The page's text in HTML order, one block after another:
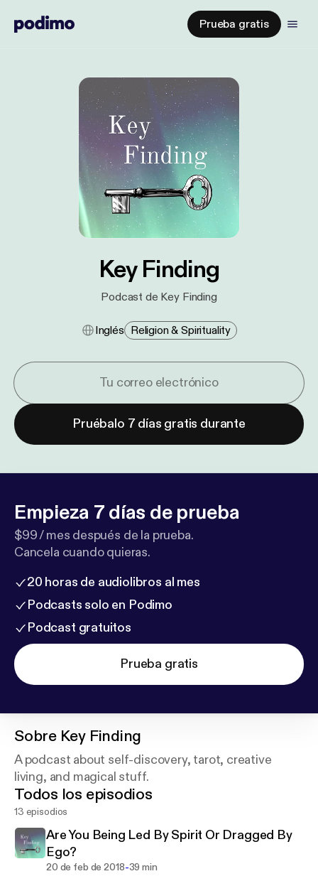
Prueba gratis
Key Finding
Podcast de Key Finding
Inglés Religion & Spirituality
Pruébalo 7 días gratis durante
Empieza 7 días de prueba
$99 / mes después de la prueba.
Cancela cuando quieras.
20 horas de audiolibros al mes
Podcasts solo en Podimo
Podcast gratuitos
Prueba gratis
Sobre Key Finding
A podcast about self-discovery, tarot, creative
living, and magical stuff.
Todos los episodios
13 episodios
Are You Being Led By Spirit Or Dragged By
Ego?
20 de feb de 2018-39 min